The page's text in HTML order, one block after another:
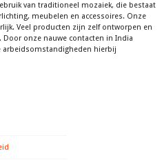
van traditioneel mozaiek, die bestaat
meubelen en accessoires. Onze
Veel producten zijn zelf ontworpen en
onze nauwe contacten in India
arbeidsomstandigheden hierbij